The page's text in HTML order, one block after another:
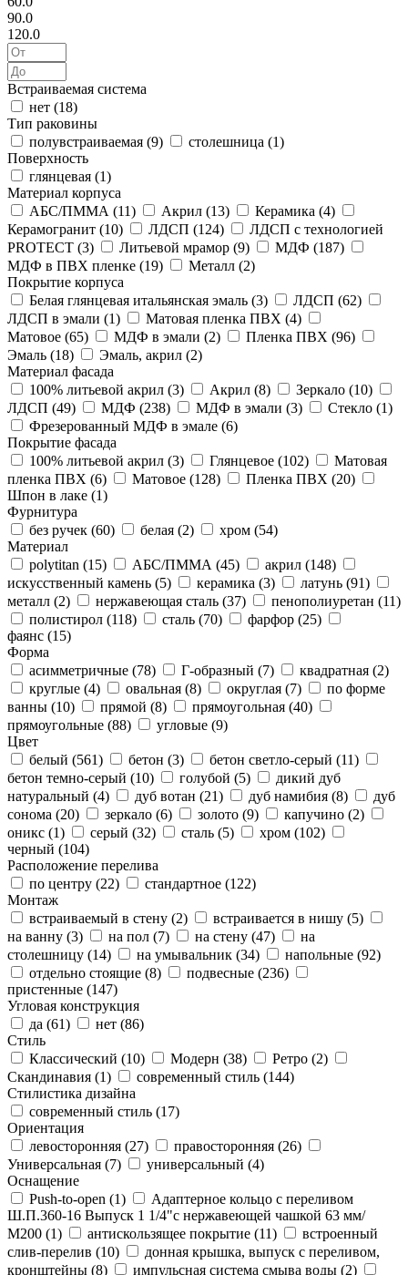
90.0
120.0
Встраиваемая система
нет (18)
Тип раковины
полувстраиваемая (9) столешница (1)
Поверхность
глянцевая (1)
Материал корпуса
АБС/ПММА (11) Акрил (13) Керамика (4)
Керамогранит (10) ЛДСП (124)
ЛДСП с технологией
PROTECT (3) Литьевой мрамор (9) МДФ (187)
МДФ в ПВХ пленке (19) Металл (2)
Покрытие корпуса
Белая глянцевая итальянская эмаль (3) ЛДСП (62)
ЛДСП в эмали (1) Матовая пленка ПВХ (4)
Матовое (65) МДФ в эмали (2) Пленка ПВХ (96)
Эмаль (18) Эмаль, акрил (2)
Материал фасада
100% литьевой акрил (3) Акрил (8) Зеркало (10)
ЛДСП (49) МДФ (238) МДФ в эмали (3) Стекло (1)
Фрезерованный МДФ в эмале (6)
Покрытие фасада
100% литьевой акрил (3) Глянцевое (102)
Матовая
пленка ПВХ (6) Матовое (128) Пленка ПВХ (20)
Шпон в лаке (1)
Фурнитура
без ручек (60) белая (2) хром (54)
Материал
polytitan (15) АБС/ПММА (45) акрил (148)
искусственный камень (5) керамика (3) латунь (91)
металл (2) нержавеющая сталь (37) пенополиуретан (11)
полистирол (118) сталь (70) фарфор (25)
фаянс (15)
Форма
асимметричные (78) Г-образный (7) квадратная (2)
круглые (4) овальная (8) округлая (7)
по форме
ванны (10) прямой (8) прямоугольная (40)
прямоугольные (88) угловые (9)
Цвет
белый (561) бетон (3) бетон светло-серый (11)
бетон темно-серый (10) голубой (5)
дикий дуб
натуральный (4) дуб вотан (21) дуб намибия (8)
дуб
сонома (20) зеркало (6) золото (9) капучино (2)
оникс (1) серый (32) сталь (5) хром (102)
черный (104)
Расположение перелива
по центру (22) стандартное (122)
Монтаж
встраиваемый в стену (2) встраивается в нишу (5)
на ванну (3) на пол (7) на стену (47)
на
столешницу (14) на умывальник (34) напольные (92)
отдельно стоящие (8) подвесные (236)
пристенные (147)
Угловая конструкция
да (61) нет (86)
Стиль
Классический (10) Модерн (38) Ретро (2)
Скандинавия (1) современный стиль (144)
Стилистика дизайна
современный стиль (17)
Ориентация
левосторонняя (27) правосторонняя (26)
Универсальная (7) универсальный (4)
Оснащение
Push-to-open (1)
Адаптерное кольцо с переливом
Ш.П.360-16 Выпуск 1 1/4"с нержавеющей чашкой 63 мм/
М200 (1) антискользящее покрытие (11)
встроенный
слив-перелив (10)
донная крышка, выпуск с переливом,
кронштейны (8) импульсная система смыва воды (2)